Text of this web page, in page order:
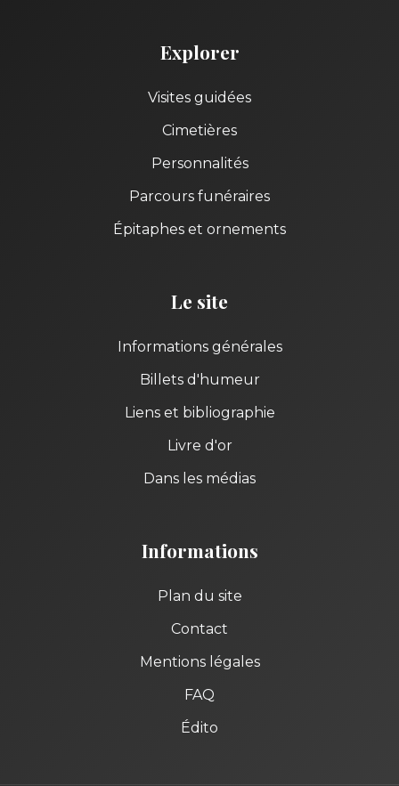
Explorer
Visites guidées
Cimetières
Personnalités
Parcours funéraires
Épitaphes et ornements
Le site
Informations générales
Billets d'humeur
Liens et bibliographie
Livre d'or
Dans les médias
Informations
Plan du site
Contact
Mentions légales
FAQ
Édito